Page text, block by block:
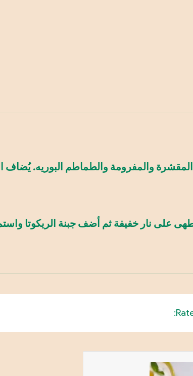
والمفرومة والطماطم البوريه. يُضاف
على نار خفيفة ثم أضف جبنة الريكوتا